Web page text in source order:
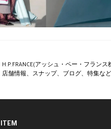
H.P.FRANCE(アッシュ・ペー・フラン
店舗情報、スナップ、ブログ、特集など
ITEM